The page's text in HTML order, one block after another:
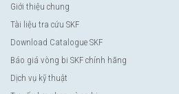
Giới thiệu chung
Tài liệu tra cứu SKF
Download Catalogue SKF
Báo giá vòng bi SKF chính hãng
Dịch vụ kỹ thuật